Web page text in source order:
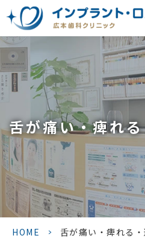
舌が痛い・痺れ
HOME > 舌が痛い・痺れる